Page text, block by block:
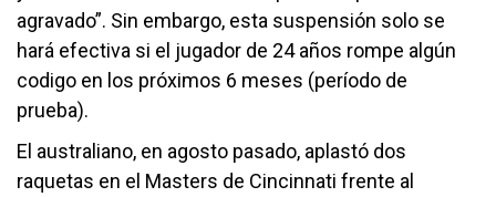
agravado”. Sin embargo, esta suspensión solo se
hará efectiva si el jugador de 24 años rompe algún
codigo en los próximos 6 meses (período de
prueba).
El australiano, en agosto pasado, aplastó dos
raquetas en el Masters de Cincinnati frente al